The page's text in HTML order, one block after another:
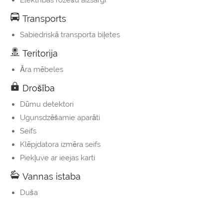
Transports
Sabiedriskā transporta biļetes
Teritorija
Āra mēbeles
Drošība
Dūmu detektori
Ugunsdzēšamie aparāti
Seifs
Klēpjdatora izmēra seifs
Piekļuve ar ieejas karti
Vannas istaba
Duša